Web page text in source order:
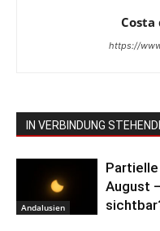
Costa
https://
IN VERBINDUNG
Andalusien
August